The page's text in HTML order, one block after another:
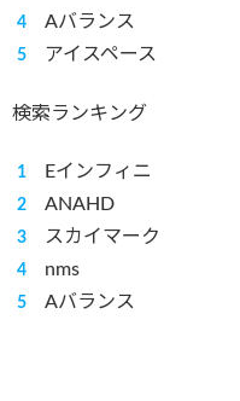
Aバランス
アイスペース
検索ランキング
Eインフィニ
ANAHD
スカイマーク
nms
Aバランス